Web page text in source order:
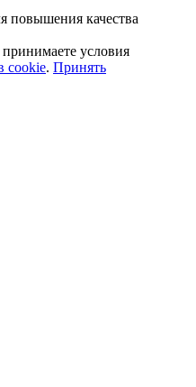
повышения качества
условия
cookie. Принять